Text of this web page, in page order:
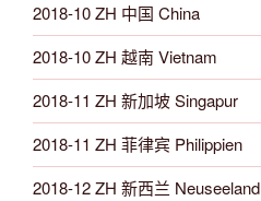
2018-10 ZH 中国 China
2018-10 ZH 越南 Vietnam
2018-11 ZH 新加坡 Singapur
2018-11 ZH 菲律宾 Philippien
2018-12 ZH 新西兰 Neuseeland